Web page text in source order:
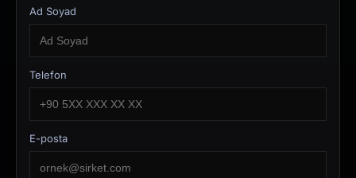
Ad Soyad
Telefon
E-posta